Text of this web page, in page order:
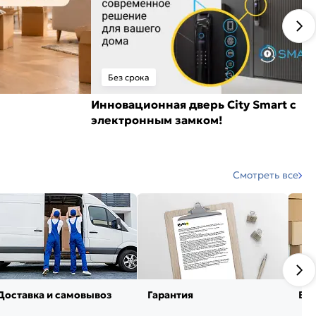
Без срока
Инновационная дверь City Smart с
электронным замком!
Смотреть все
и самовывоз Гарантия